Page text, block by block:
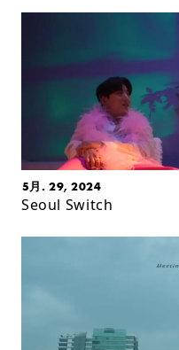
5月. 29, 2024
Seoul Switch